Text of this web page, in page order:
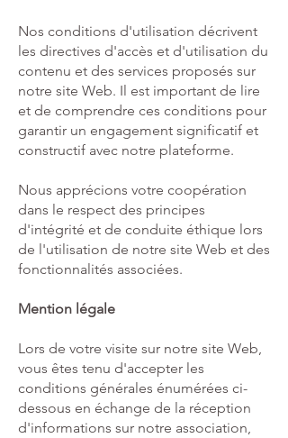
Nos conditions d'utilisation décrivent
les directives d'accès et d'utilisation du
contenu et des services proposés sur
notre site Web. Il est important de lire
et de comprendre ces conditions pour
garantir un engagement significatif et
constructif avec notre plateforme.
Nous apprécions votre coopération
dans le respect des principes
d'intégrité et de conduite éthique lors
de l'utilisation de notre site Web et des
fonctionnalités associées.
Mention légale
Lors de votre visite sur notre site Web,
vous êtes tenu d'accepter les
conditions générales énumérées ci-
dessous en échange de la réception
d'informations sur notre association,